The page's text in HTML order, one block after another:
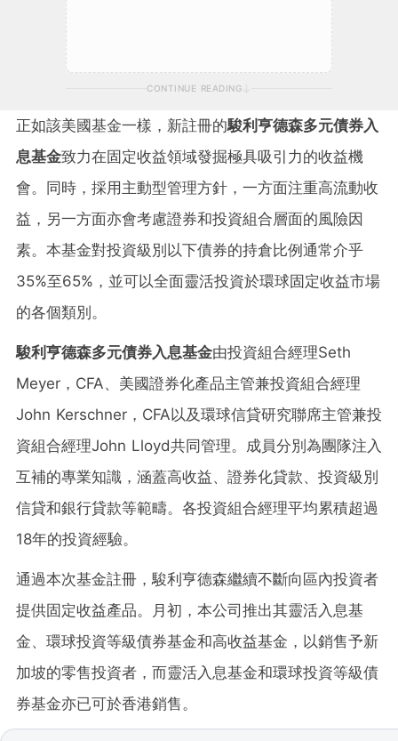
CONTINUE READING
正如該美國基金一樣，新註冊的駿利亨德森多元債券入
息基金致力在固定收益領域發掘極具吸引力的收益機
會。同時，採用主動型管理方針，一方面注重高流動收
益，另一方面亦會考慮證券和投資組合層面的風險因
素。本基金對投資級別以下債券的持倉比例通常介乎
35%至65%，並可以全面靈活投資於環球固定收益市場
的各個類別。
駿利亨德森多元債券入息基金由投資組合經理Seth
Meyer，CFA、 美國證券化產品主管兼投資組合經理
John Kerschner，CFA以及環球信貸研究聯席主管兼投
資組合經理John Lloyd共同管理。成員分別為團隊注入
互補的專業知識，涵蓋高收益、證券化貸款、投資級別
信貸和銀行貸款等範疇。各投資組合經理平均累積超過
18年的投資經驗。
通過本次基金註冊，駿利亨德森繼續不斷向區內投資者
提供固定收益產品。月初，本公司推出其靈活入息基
金、環球投資等級債券基金和高收益基金，以銷售予新
加坡的零售投資者，而靈活入息基金和環球投資等級債
券基金亦已可於香港銷售。